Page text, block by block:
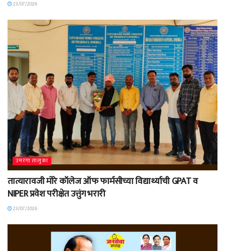
23/07/2026
उमरगा तालुका
तात्यारावजी मोरे कॉलेज ऑफ फार्मसीच्या विद्यार्थ्याची GPAT व
NIPER प्रवेश परीक्षेत उत्तुंग भरारी
23/07/2026